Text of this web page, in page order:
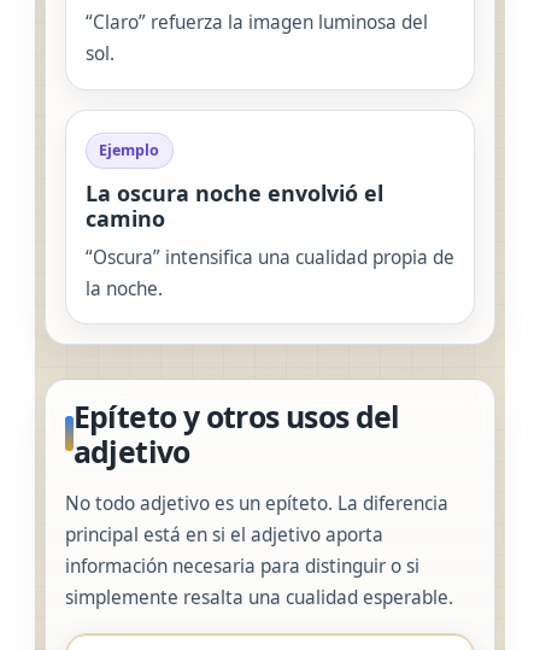
“Claro” refuerza la imagen luminosa del
sol.
Ejemplo
La oscura noche envolvió el
camino
“Oscura” intensifica una cualidad propia de
la noche.
Epíteto y otros usos del
adjetivo
No todo adjetivo es un epíteto. La diferencia
principal está en si el adjetivo aporta
información necesaria para distinguir o si
simplemente resalta una cualidad esperable.